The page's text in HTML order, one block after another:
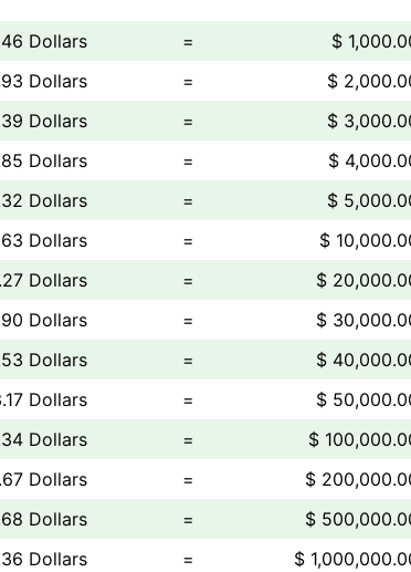
Dollars =
$
Dollars
=
$
Dollars
=
$
Dollars
=
$
Dollars
=
$
Dollars
=
$
Dollars
=
$
Dollars
=
$
Dollars
=
$
Dollars
=
$
Dollars
=
$
Dollars
=
$
Dollars
=
$
Dollars
= $